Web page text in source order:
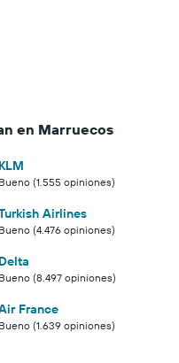
en Marruecos
KLM
Bueno (1.555 opiniones)
Airlines
Bueno (4.476 opiniones)
Delta
Bueno (8.497 opiniones)
France
Bueno (1.639 opiniones)